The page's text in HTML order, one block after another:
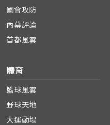
國會攻防
內幕評論
首都風雲
體育
籃球風雲
野球天地
大運動場